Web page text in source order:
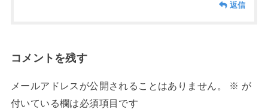
返信
コメントを残す
メールアドレスが公開されることはありません。 ※ が
付いている欄は必須項目です